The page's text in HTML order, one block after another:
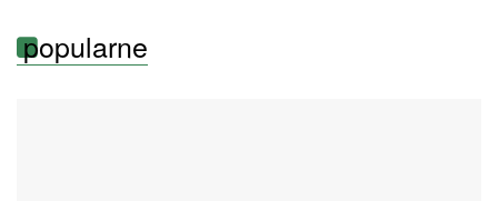
popularne